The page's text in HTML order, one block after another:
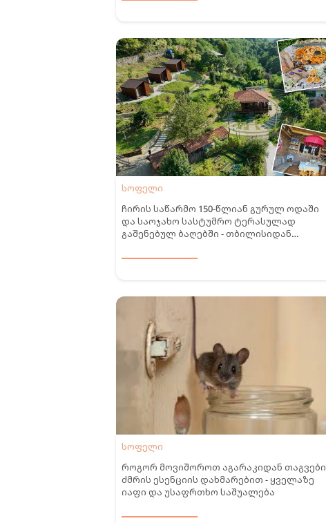
სოფელი
ჩირის საწარმო 150-წლიან გურულ ოდაში
და საოჯახო სასტუმრო ტერასულად
გაშენებულ ბაღებში - თბილისიდან
მიერ მოწყობილი ეკოტურისტული სივრცე
სოფელი
როგორ მოვიშოროთ აგარაკიდან თაგვები
ძმრის ესენციის დახმარებით - ყველაზე
იაფი და უსაფრთხო საშუალება